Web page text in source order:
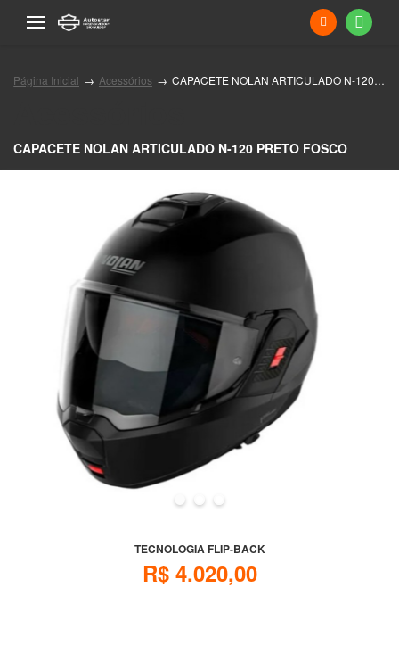
Página Inicial Acessórios CAPACETE NOLAN ARTICULADO N-120 PRETO FOSCO
CAPACETE NOLAN ARTICULADO N-120 PRETO FOSCO
TECNOLOGIA FLIP-BACK
R$ 4.020,00